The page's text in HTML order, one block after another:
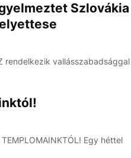
Szlovákia
rendelkezik vallásszabadsággal
Egy héttel